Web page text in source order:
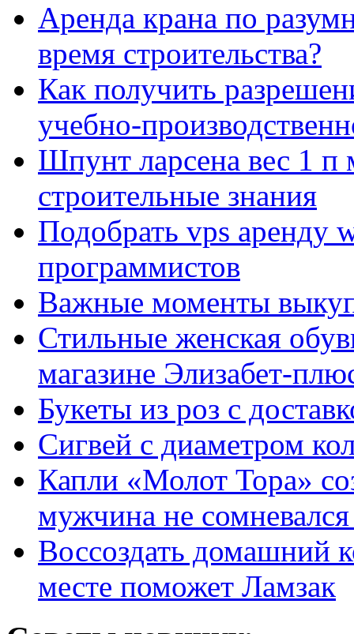
Аренда крана по
время строительства?
Как получить
учебно-
Шпунт ларсена вес 1 п
строительные знания
Подобрать vps аренду
программистов
Важные моменты
Стильные женская
магазине Элизабет-
Букеты из роз с
Сигвей с диаметром
Капли «Молот Тора»
мужчина не
Воссоздать домашний
месте поможет Ламзак